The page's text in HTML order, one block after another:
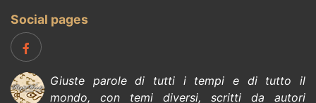
Social pages
Giuste parole di tutti i tempi e di tutto il
mondo, con temi diversi, scritti da autori